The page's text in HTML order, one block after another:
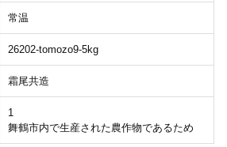
常温
26202-tomozo9-5kg
霜尾共造
1
舞鶴市内で生産された農作物であるため